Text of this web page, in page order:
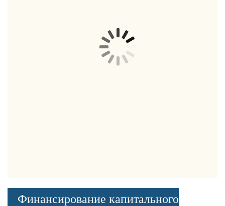
Финансирование капитального